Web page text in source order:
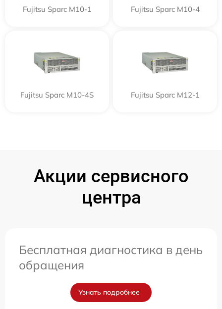
Fujitsu Sparc M10-1 Fujitsu Sparc M10-4
Fujitsu Sparc M10-4S Fujitsu Sparc M12-1
Акции сервисного
центра
Бесплатная диагностика в день
обращения
Узнать подробнее